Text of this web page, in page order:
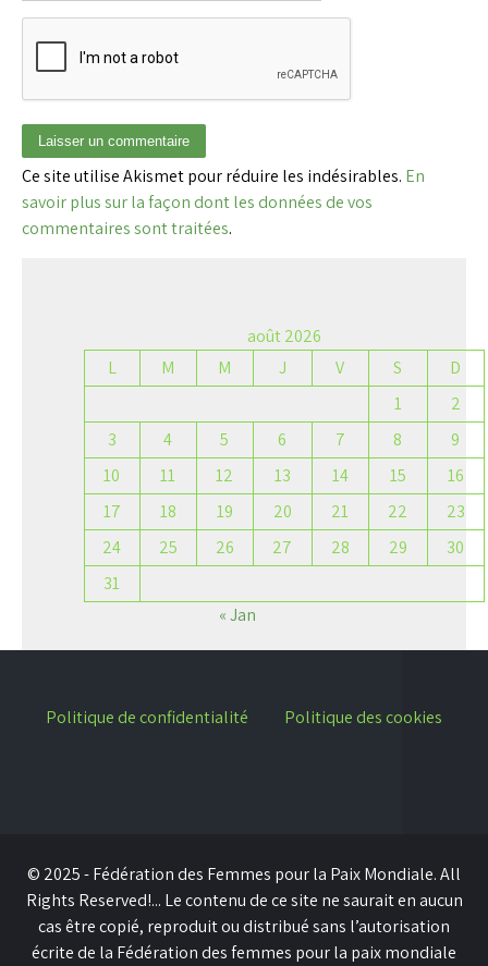
Ce site utilise Akismet pour réduire les indésirables. En
savoir plus sur la façon dont les données de vos
commentaires sont traitées.
août 2026
L
M M J V S
D
1
2
3
4 5 6 7 8
9
10
11 12 13 14 15
16
17
18 19 20 21 22
23
24
25 26 27 28 29
30
31
« Jan
Politique de confidentialité Politique des cookies
© 2025 - Fédération des Femmes pour la Paix Mondiale. All
Rights Reserved!... Le contenu de ce site ne saurait en aucun
cas être copié, reproduit ou distribué sans l’autorisation
écrite de la Fédération des femmes pour la paix mondiale